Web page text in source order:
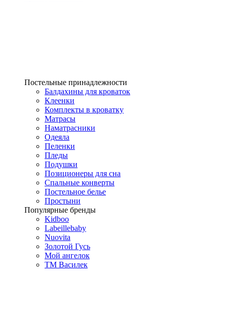
Постельные принадлежности
Балдахины для кроваток
Клеенки
Комплекты в кроватку
Матрасы
Наматрасники
Одеяла
Пеленки
Пледы
Подушки
Позиционеры для сна
Спальные конверты
Постельное белье
Простыни
Популярные бренды
Kidboo
Labeillebaby
Nuovita
Золотой Гусь
Мой ангелок
ТМ Василек